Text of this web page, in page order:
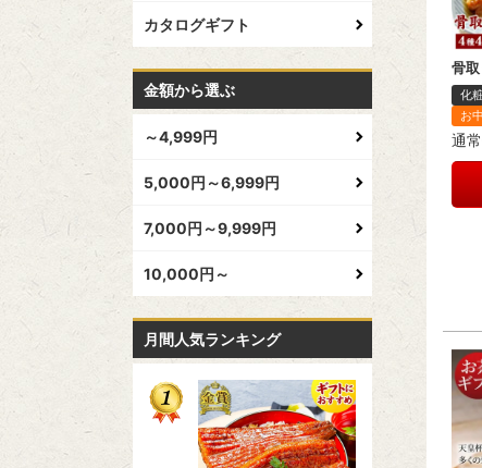
カタログギフト
金額から選ぶ
～4,999円
5,000円～6,999円
7,000円～9,999円
10,000円～
月間人気ランキング
骨
化
お
通